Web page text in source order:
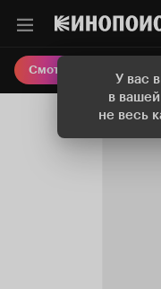
У вас
в
не весь
Смотреть кино